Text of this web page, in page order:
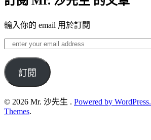
輸入你的 email 用於訂閱
enter
your
email
address訂閱
© 2026 Mr. 沙先生 . Powered by WordPress.
Themes.